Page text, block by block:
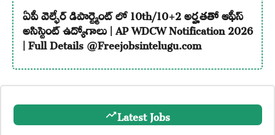
ఏపీ వెల్ఫేర్ డిపార్ట్మెంట్ లో 10th/10+2 అర్హతతో ఆఫీస్
అసిస్టెంట్ ఉద్యోగాలు | AP WDCW Notification 2026
| Full Details @Freejobsintelugu.com
Latest Jobs